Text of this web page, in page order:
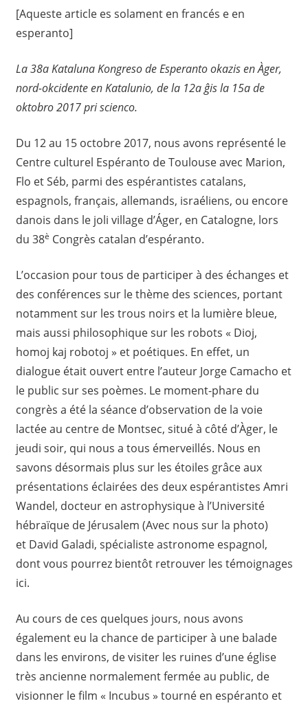
[Aqueste article es solament en francés e en
esperanto]
La 38a Kataluna Kongreso de Esperanto okazis en Àger,
nord-okcidente en Katalunio, de la 12a ĝis la 15a de
oktobro 2017 pri scienco.
Du 12 au 15 octobre 2017, nous avons représenté le
Centre culturel Espéranto de Toulouse avec Marion,
Flo et Séb, parmi des espérantistes catalans,
espagnols, français, allemands, israéliens, ou encore
danois dans le joli village d’Áger, en Catalogne, lors
du 38è Congrès catalan d’espéranto.
L’occasion pour tous de participer à des échanges et
des conférences sur le thème des sciences, portant
notamment sur les trous noirs et la lumière bleue,
mais aussi philosophique sur les robots « Dioj,
homoj kaj robotoj » et poétiques. En effet, un
dialogue était ouvert entre l’auteur Jorge Camacho et
le public sur ses poèmes. Le moment-phare du
congrès a été la séance d’observation de la voie
lactée au centre de Montsec, situé à côté d’Àger, le
jeudi soir, qui nous a tous émerveillés. Nous en
savons désormais plus sur les étoiles grâce aux
présentations éclairées des deux espérantistes Amri
Wandel, docteur en astrophysique à l’Université
hébraïque de Jérusalem (Avec nous sur la photo)
et David Galadi, spécialiste astronome espagnol,
dont vous pourrez bientôt retrouver les témoignages
ici.
Au cours de ces quelques jours, nous avons
également eu la chance de participer à une balade
dans les environs, de visiter les ruines d’une église
très ancienne normalement fermée au public, de
visionner le film « Incubus » tourné en espéranto et